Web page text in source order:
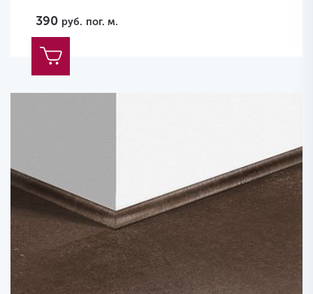
390 руб. пог. м.